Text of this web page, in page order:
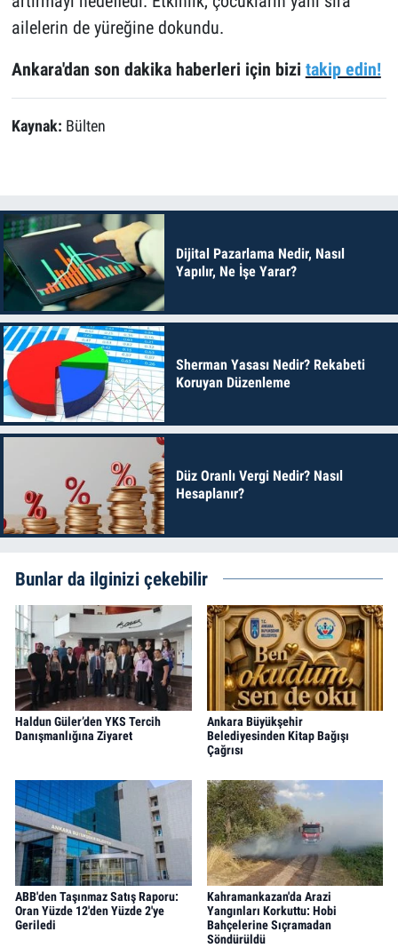
ailelerin de yüreğine dokundu.
Ankara'dan son dakika haberleri için bizi takip edin!
Kaynak: Bülten
Dijital Pazarlama Nedir, Nasıl
Yapılır, Ne İşe Yarar?
Sherman Yasası Nedir? Rekabeti
Koruyan Düzenleme
Düz Oranlı Vergi Nedir? Nasıl
Hesaplanır?
Bunlar da ilginizi çekebilir
Haldun Güler’den YKS Tercih
Danışmanlığına Ziyaret
Ankara Büyükşehir
Belediyesinden Kitap Bağışı
Çağrısı
ABB'den Taşınmaz Satış Raporu:
Oran Yüzde 12'den Yüzde 2'ye
Geriledi
Kahramankazan'da Arazi
Yangınları Korkuttu: Hobi
Bahçelerine Sıçramadan
Söndürüldü